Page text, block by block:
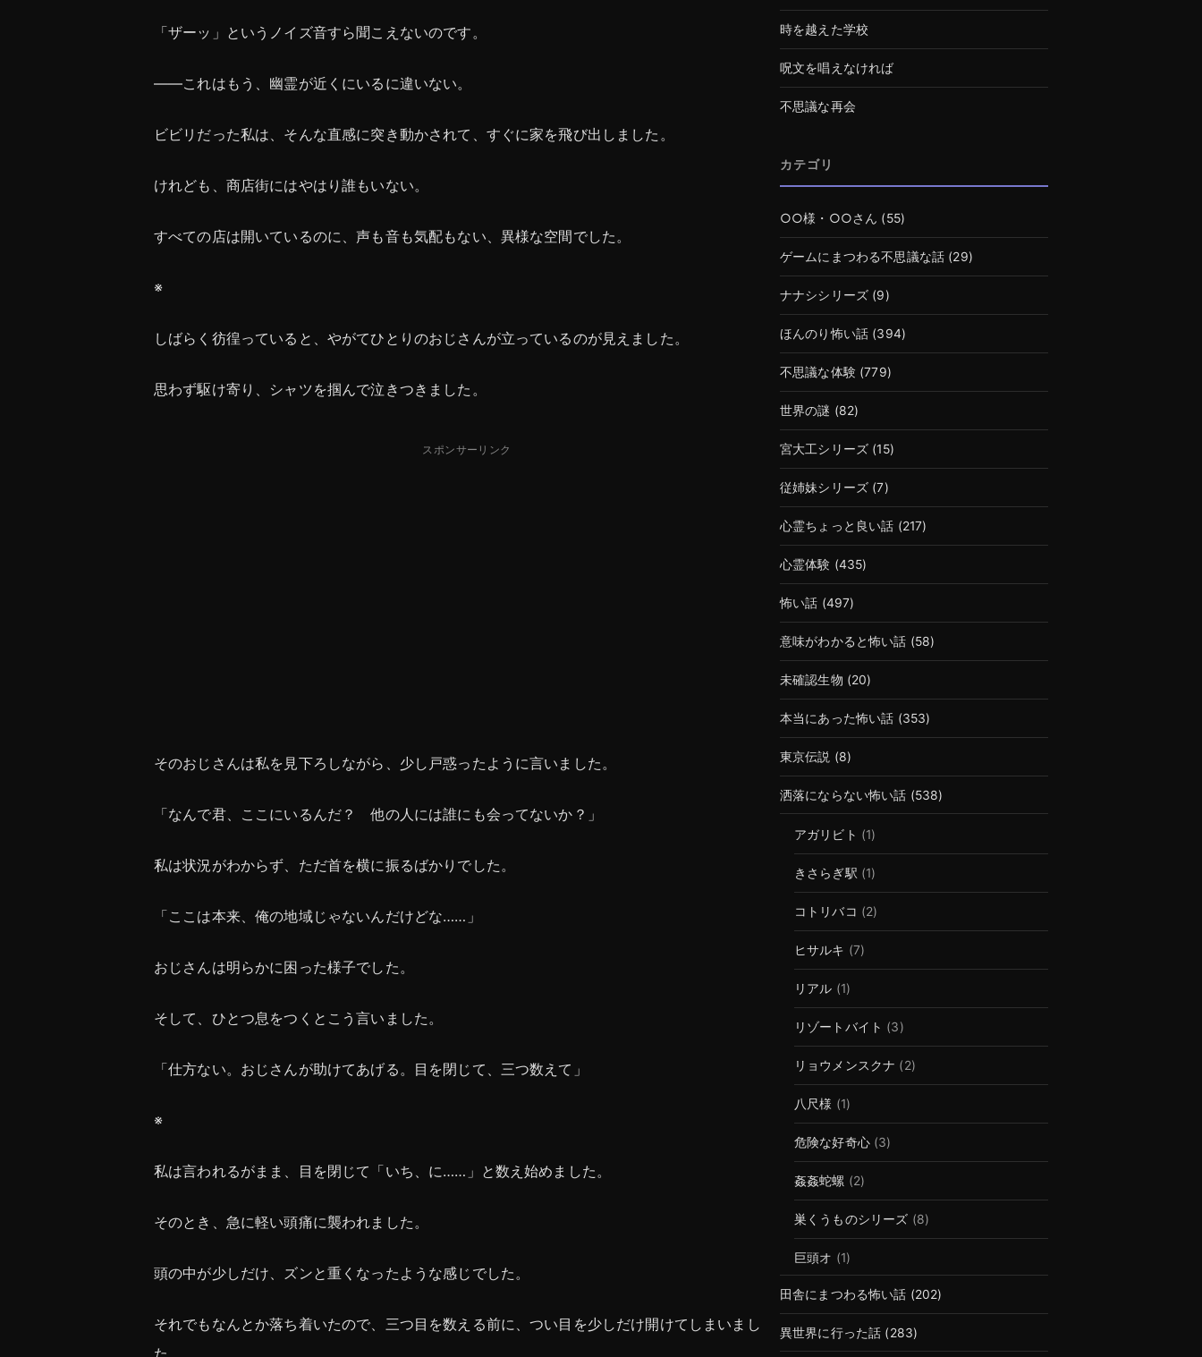
「ザーッ」というノイズ音すら聞こえないのです。
――これはもう、幽霊が近くにいるに違いない。
ビビリだった私は、そんな直感に突き動かされて、すぐに家を飛び出しました。
けれども、商店街にはやはり誰もいない。
すべての店は開いているのに、声も音も気配もない、異様な空間でした。
※
しばらく彷徨っていると、やがてひとりのおじさんが立っているのが見えました。
思わず駆け寄り、シャツを掴んで泣きつきました。
スポンサーリンク
そのおじさんは私を見下ろしながら、少し戸惑ったように言いました。
「なんで君、ここにいるんだ？ 他の人には誰にも会ってないか？」
私は状況がわからず、ただ首を横に振るばかりでした。
「ここは本来、俺の地域じゃないんだけどな……」
おじさんは明らかに困った様子でした。
そして、ひとつ息をつくとこう言いました。
「仕方ない。おじさんが助けてあげる。目を閉じて、三つ数えて」
※
私は言われるがまま、目を閉じて「いち、に……」と数え始めました。
そのとき、急に軽い頭痛に襲われました。
頭の中が少しだけ、ズンと重くなったような感じでした。
それでもなんとか落ち着いたので、三つ目を数える前に、つい目を少しだけ開けてしまいまし
た。
時を越えた学校
呪文を唱えなければ
不思議な再会
カテゴリ
○○様・○○さん (55)
ゲームにまつわる不思議な話 (29)
ナナシシリーズ (9)
ほんのり怖い話 (394)
不思議な体験(779)
世界の謎 (82)
宮大工シリーズ (15)
従姉妹シリーズ (7)
心霊ちょっと良い話 (217)
心霊体験 (435)
怖い話 (497)
意味がわかると怖い話 (58)
未確認生物 (20)
本当にあった怖い話 (353)
東京伝説 (8)
洒落にならない怖い話 (538)
アガリビト (1)
きさらぎ駅 (1)
コトリバコ (2)
ヒサルキ (7)
リアル (1)
リゾートバイト (3)
リョウメンスクナ (2)
八尺様 (1)
危険な好奇心(3)
姦姦蛇螺 (2)
巣くうものシリーズ (8)
巨頭オ (1)
田舎にまつわる怖い話 (202)
異世界に行った話 (283)